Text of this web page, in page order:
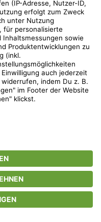
Compliance
ImpressumHelp Center